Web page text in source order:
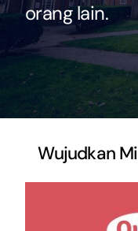
orang lain.
Wujudkan